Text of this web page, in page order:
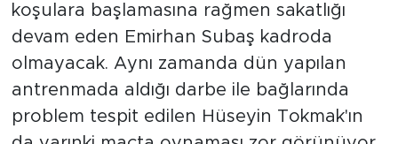
koşulara başlamasına rağmen sakatlığı
devam eden Emirhan Subaş kadroda
olmayacak. Aynı zamanda dün yapılan
antrenmada aldığı darbe ile bağlarında
problem tespit edilen Hüseyin Tokmak'ın